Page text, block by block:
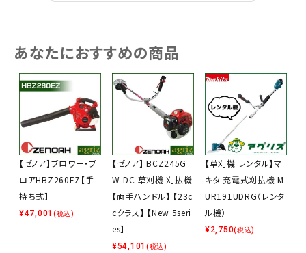
あなたにおすすめの商品
【ゼノア】ブロワー・ブ
ロアHBZ260EZ【手
持ち式】
¥47,001 (税込)
【ゼノア】 BCZ245G
W-DC 草刈機 刈払機
【両手ハンドル】 【23c
cクラス】 【New 5seri
es】
¥54,101 (税込)
【草刈機 レンタル】マ
キタ 充電式刈払機 M
UR191UDRG（レンタ
ル機）
¥2,750(税込)